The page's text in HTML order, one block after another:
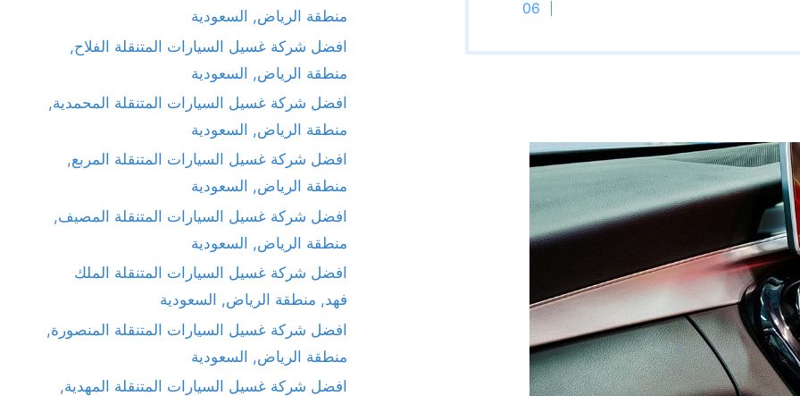
منطقة الرياض, السعودية
افضل شركة غسيل السيارات المتنقلة الفلاح,
منطقة الرياض, السعودية
افضل شركة غسيل السيارات المتنقلة المحمدية,
منطقة الرياض, السعودية
افضل شركة غسيل السيارات المتنقلة المربع,
منطقة الرياض, السعودية
افضل شركة غسيل السيارات المتنقلة المصيف,
منطقة الرياض, السعودية
افضل شركة غسيل السيارات المتنقلة الملك
فهد, منطقة الرياض, السعودية
افضل شركة غسيل السيارات المتنقلة المنصورة,
منطقة الرياض, السعودية
افضل شركة غسيل السيارات المتنقلة المهدية,